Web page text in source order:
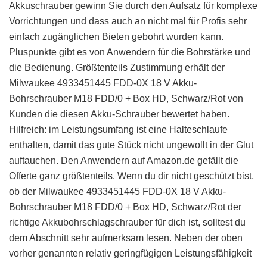
Akkuschrauber gewinn Sie durch den Aufsatz für komplexe
Vorrichtungen und dass auch an nicht mal für Profis sehr
einfach zugänglichen Bieten gebohrt wurden kann.
Pluspunkte gibt es von Anwendern für die Bohrstärke und
die Bedienung. Größtenteils Zustimmung erhält der
Milwaukee 4933451445 FDD-0X 18 V Akku-
Bohrschrauber M18 FDD/0 + Box HD, Schwarz/Rot von
Kunden die diesen Akku-Schrauber bewertet haben.
Hilfreich: im Leistungsumfang ist eine Halteschlaufe
enthalten, damit das gute Stück nicht ungewollt in der Glut
auftauchen. Den Anwendern auf Amazon.de gefällt die
Offerte ganz größtenteils. Wenn du dir nicht geschützt bist,
ob der Milwaukee 4933451445 FDD-0X 18 V Akku-
Bohrschrauber M18 FDD/0 + Box HD, Schwarz/Rot der
richtige Akkubohrschlagschrauber für dich ist, solltest du
dem Abschnitt sehr aufmerksam lesen. Neben der oben
vorher genannten relativ geringfügigen Leistungsfähigkeit